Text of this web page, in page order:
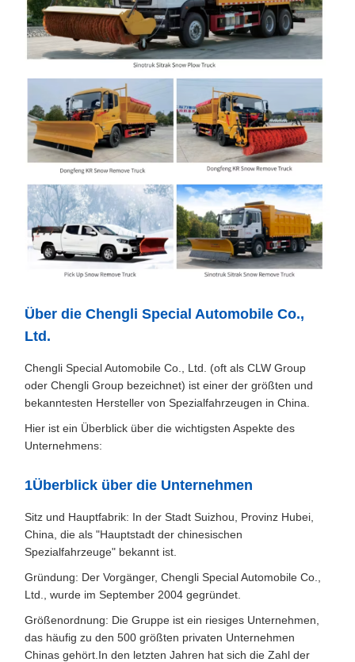
Über die Chengli Special Automobile Co.,
Ltd.
Chengli Special Automobile Co., Ltd. (oft als CLW Group
oder Chengli Group bezeichnet) ist einer der größten und
bekanntesten Hersteller von Spezialfahrzeugen in China.
Hier ist ein Überblick über die wichtigsten Aspekte des
Unternehmens:
1Überblick über die Unternehmen
Sitz und Hauptfabrik: In der Stadt Suizhou, Provinz Hubei,
China, die als "Hauptstadt der chinesischen
Spezialfahrzeuge" bekannt ist.
Gründung: Der Vorgänger, Chengli Special Automobile Co.,
Ltd., wurde im September 2004 gegründet.
Größenordnung: Die Gruppe ist ein riesiges Unternehmen,
das häufig zu den 500 größten privaten Unternehmen
Chinas gehört.In den letzten Jahren hat sich die Zahl der